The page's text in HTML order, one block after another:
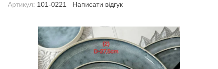
Артикул: 101-0221 Написати відгук